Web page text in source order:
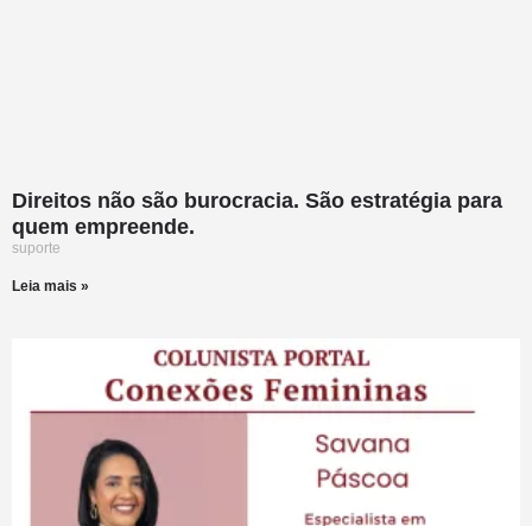
Direitos não são burocracia. São estratégia para
quem empreende.
suporte
Leia mais »